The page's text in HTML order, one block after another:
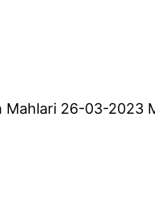
26-03-2023